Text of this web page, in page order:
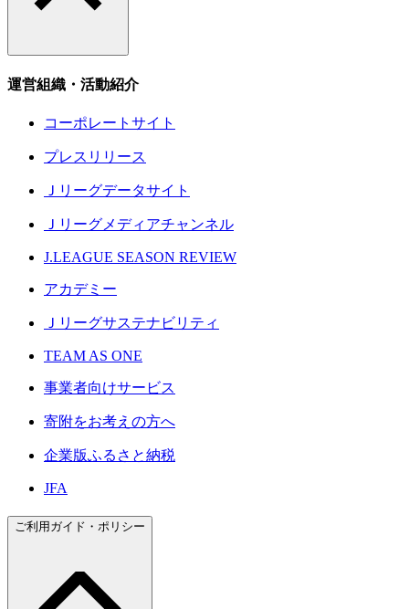
運営組織・活動紹介
コーポレートサイト
プレスリリース
Ｊリーグデータサイト
Ｊリーグメディアチャンネル
J.LEAGUE SEASON REVIEW
アカデミー
Ｊリーグサステナビリティ
TEAM AS ONE
事業者向けサービス
寄附をお考えの方へ
企業版ふるさと納税
JFA
ご利用ガイド・ポリシー